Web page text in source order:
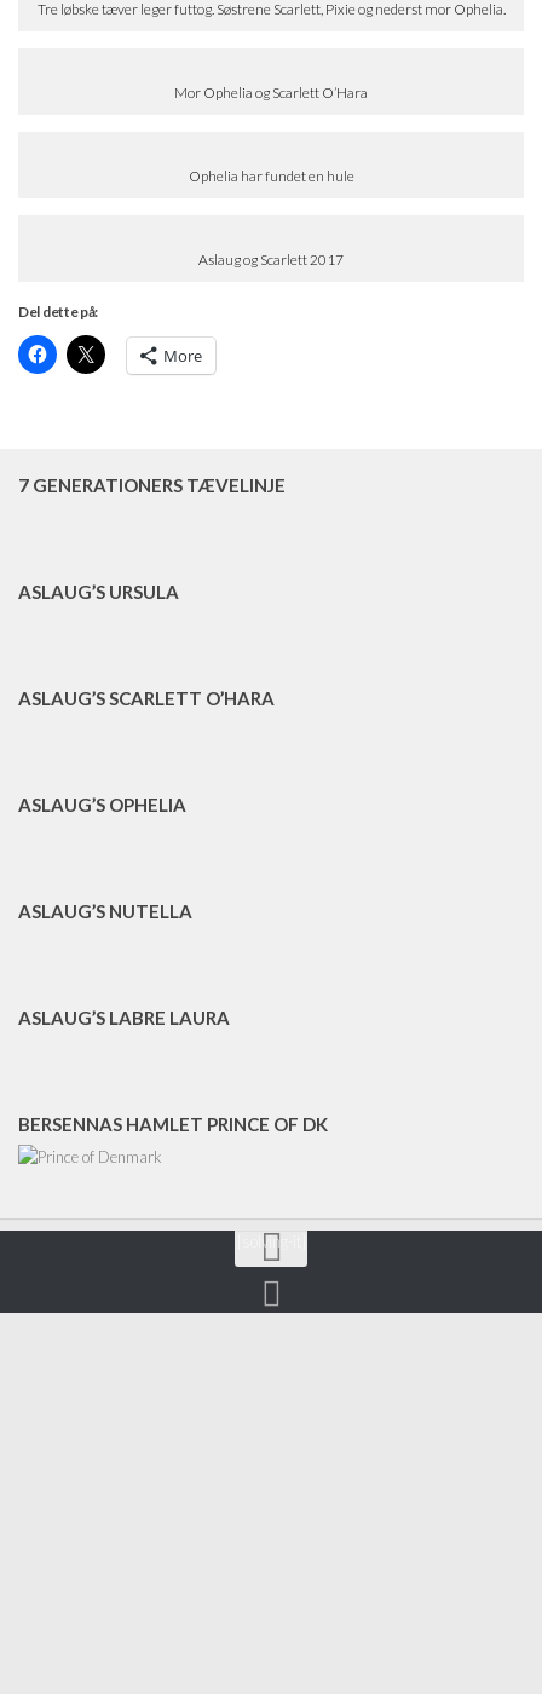
Tre løbske tæver leger futtog. Søstrene Scarlett, Pixie og nederst mor Ophelia.
Mor Ophelia og Scarlett O’Hara
Ophelia har fundet en hule
Aslaug og Scarlett 2017
Del dette på:
More
7 GENERATIONERS TÆVELINJE
ASLAUG’S URSULA
ASLAUG’S SCARLETT O’HARA
ASLAUG’S OPHELIA
ASLAUG’S NUTELLA
ASLAUG’S LABRE LAURA
BERSENNAS HAMLET PRINCE OF DK
[solving-it]